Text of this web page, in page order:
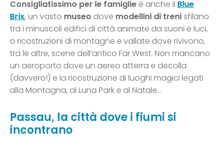
Consigliatissimo per le famiglie è anche il Blue
Brix, un vasto museo dove modellini di trenisfilano
tra i minuscoli edifici di città animate da suoni e luci,
o ricostruzioni di montagne e vallate dove rivivono,
tra le altre, scene dell’antico Far West. Non mancano
un aeroporto dove un aereo atterra e decolla
(davvero!) e la ricostruzione di luoghi magici legati
alla Montagna, al Luna Park e al Natale…
Passau, la città dove i fiumi si
incontrano